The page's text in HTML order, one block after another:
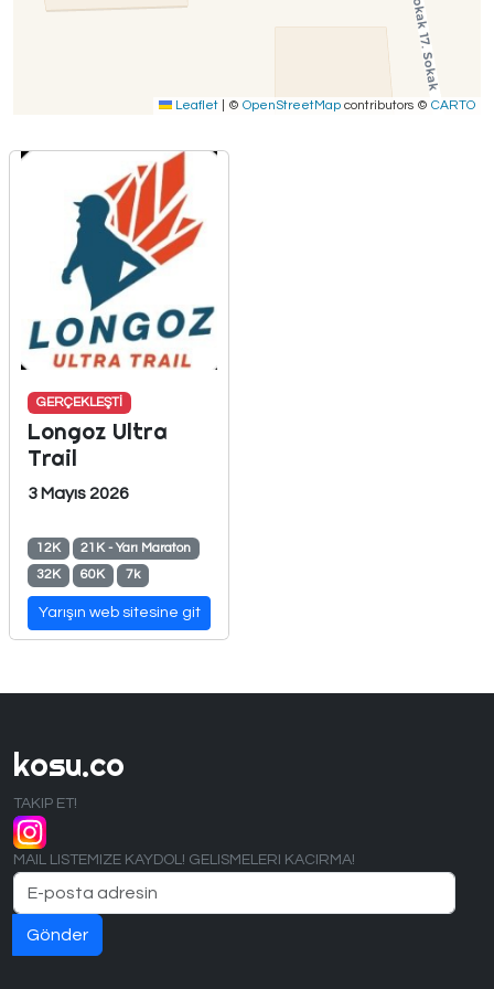
Leaflet © OpenStreetMap contributors © CARTO
GERÇEKLEŞTİ
Longoz Ultra
Trail
3 Mayıs 2026
12K
21K - Yarı Maraton
32K
60K 7k
Yarışın web sitesine git
kosu.co
TAKIP ET!
MAIL LISTEMIZE KAYDOL! GELISMELERI KACIRMA!